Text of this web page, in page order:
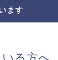
ます